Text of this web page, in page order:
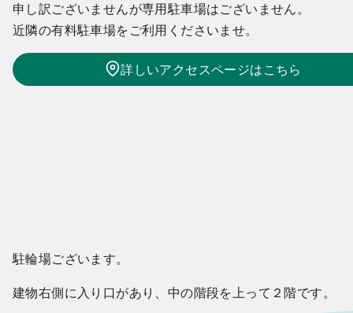
申し訳ございませんが専用駐車場はございません。
近隣の有料駐車場をご利用くださいませ。
詳しいアクセスページはこちら
駐輪場ございます。
建物右側に入り口があり、中の階段を上って２階です。